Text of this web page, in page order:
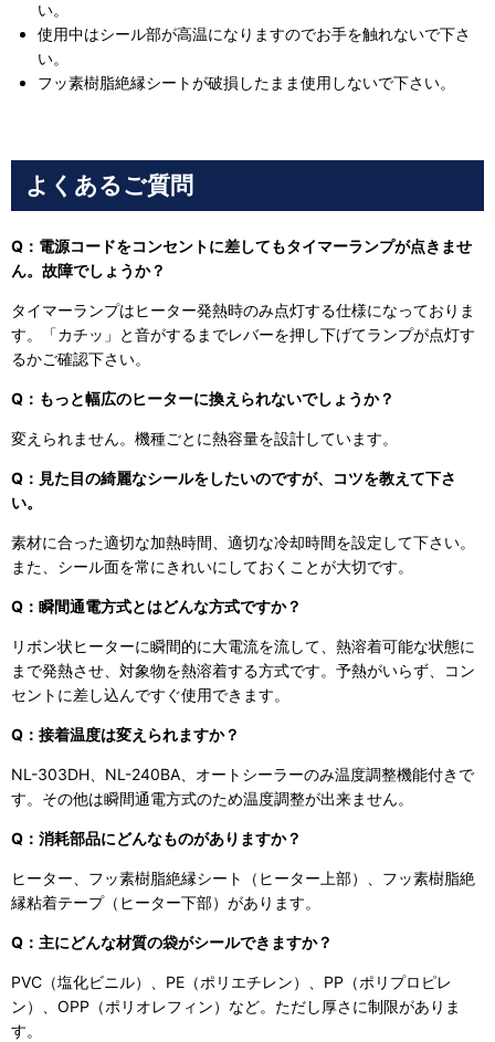
い。
使用中はシール部が高温になりますのでお手を触れないで下さ
い。
フッ素樹脂絶縁シートが破損したまま使用しないで下さい。
よくあるご質問
Q：電源コードをコンセントに差してもタイマーランプが点きませ
ん。故障でしょうか？
タイマーランプはヒーター発熱時のみ点灯する仕様になっておりま
す。「カチッ」と音がするまでレバーを押し下げてランプが点灯す
るかご確認下さい。
Q：もっと幅広のヒーターに換えられないでしょうか？
変えられません。機種ごとに熱容量を設計しています。
Q：見た目の綺麗なシールをしたいのですが、コツを教えて下さ
い。
素材に合った適切な加熱時間、適切な冷却時間を設定して下さい。
また、シール面を常にきれいにしておくことが大切です。
Q：瞬間通電方式とはどんな方式ですか？
リボン状ヒーターに瞬間的に大電流を流して、熱溶着可能な状態に
まで発熱させ、対象物を熱溶着する方式です。予熱がいらず、コン
セントに差し込んですぐ使用できます。
Q：接着温度は変えられますか？
NL-303DH、NL-240BA、オートシーラーのみ温度調整機能付きで
す。その他は瞬間通電方式のため温度調整が出来ません。
Q：消耗部品にどんなものがありますか？
ヒーター、フッ素樹脂絶縁シート（ヒーター上部）、フッ素樹脂絶
縁粘着テープ（ヒーター下部）があります。
Q：主にどんな材質の袋がシールできますか？
PVC（塩化ビニル）、PE（ポリエチレン）、PP（ポリプロピレ
ン）、OPP（ポリオレフィン）など。ただし厚さに制限がありま
す。